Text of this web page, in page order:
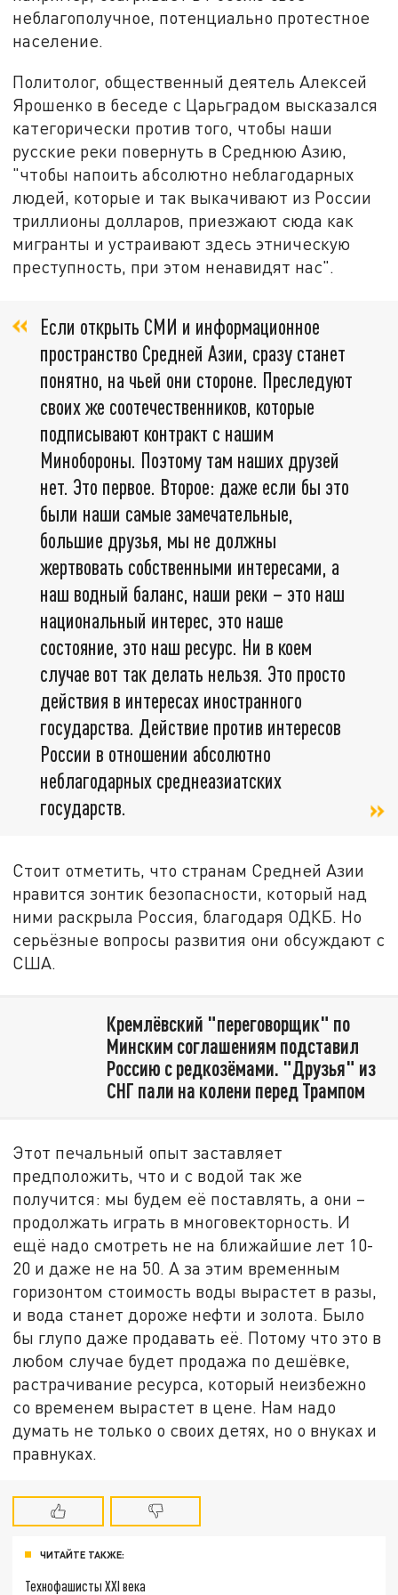
неблагополучное, потенциально протестное
население.
Политолог, общественный деятель Алексей
Ярошенко в беседе с Царьградом высказался
категорически против того, чтобы наши
русские реки повернуть в Среднюю Азию,
"чтобы напоить абсолютно неблагодарных
людей, которые и так выкачивают из России
триллионы долларов, приезжают сюда как
мигранты и устраивают здесь этническую
преступность, при этом ненавидят нас".
Если открыть СМИ и информационное
пространство Средней Азии, сразу станет
понятно, на чьей они стороне. Преследуют
своих же соотечественников, которые
подписывают контракт с нашим
Минобороны. Поэтому там наших друзей
нет. Это первое. Второе: даже если бы это
были наши самые замечательные,
большие друзья, мы не должны
жертвовать собственными интересами, а
наш водный баланс, наши реки – это наш
национальный интерес, это наше
состояние, это наш ресурс. Ни в коем
случае вот так делать нельзя. Это просто
действия в интересах иностранного
государства. Действие против интересов
России в отношении абсолютно
неблагодарных среднеазиатских
государств.
Стоит отметить, что странам Средней Азии
нравится зонтик безопасности, который над
ними раскрыла Россия, благодаря ОДКБ. Но
серьёзные вопросы развития они обсуждают с
США.
Кремлёвский "переговорщик" по
Минским соглашениям подставил
Россию с редкозёмами. "Друзья" из
СНГ пали на колени перед Трампом
Этот печальный опыт заставляет
предположить, что и с водой так же
получится: мы будем её поставлять, а они –
продолжать играть в многовекторность. И
ещё надо смотреть не на ближайшие лет 10-
20 и даже не на 50. А за этим временным
горизонтом стоимость воды вырастет в разы,
и вода станет дороже нефти и золота. Было
бы глупо даже продавать её. Потому что это в
любом случае будет продажа по дешёвке,
растрачивание ресурса, который неизбежно
со временем вырастет в цене. Нам надо
думать не только о своих детях, но о внуках и
правнуках.
ЧИТАЙТЕ ТАКЖЕ:
Технофашисты XXI века